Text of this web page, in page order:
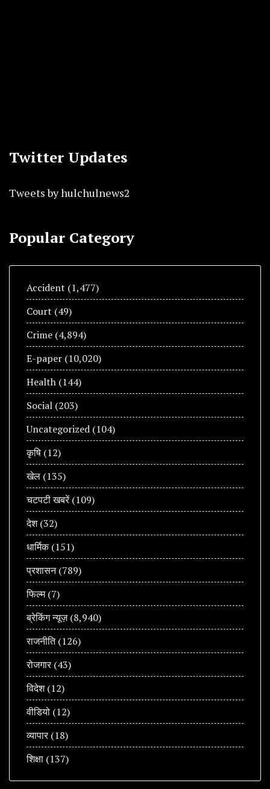
Twitter Updates
Tweets by hulchulnews2
Popular Category
Accident (1,477)
Court (49)
Crime (4,894)
E-paper (10,020)
Health (144)
Social (203)
Uncategorized (104)
कृषि (12)
खेल (135)
चटपटी खबरें(109)
देश(32)
धार्मिक(151)
प्रशासन(789)
फिल्म(7)
ब्रेकिंग न्यूज़(8,940)
राजनीति(126)
रोजगार(43)
विदेश(12)
वीडियो (12)
व्यापार(18)
शिक्षा (137)